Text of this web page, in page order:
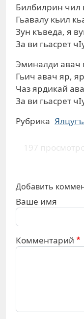
Билбилрин чил
Гьавалу кьил
Зун къведа, я
За ви гьасрет
Эминалди авач
Гьич авач яр,
Чаз ярдикай
За ви гьасрет
Рубрика
197
Добавить
Ваше имя
Комментарий